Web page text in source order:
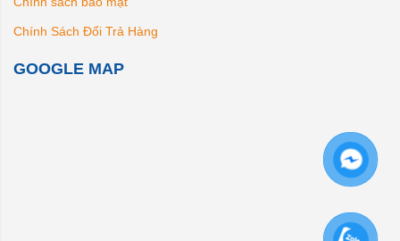
Chính Sách Đổi Trả Hàng
GOOGLE MAP